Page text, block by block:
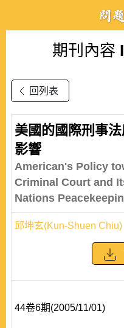
期刊內容
回列表
美國的國際刑事
影響
American's Policy
Criminal Court and
Nations
邱坤玄(Kun-Shuen Chiu)
44卷6期(2005/11/01)